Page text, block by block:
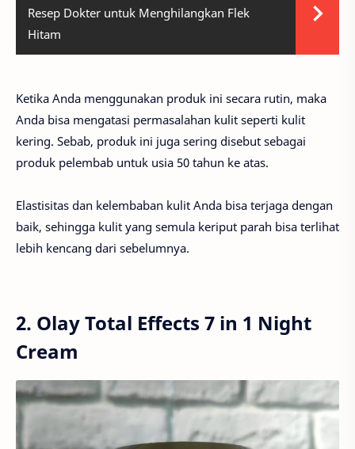
Resep Dokter untuk Menghilangkan Flek
Hitam
Ketika Anda menggunakan produk ini secara rutin, maka
Anda bisa mengatasi permasalahan kulit seperti kulit
kering. Sebab, produk ini juga sering disebut sebagai
produk pelembab untuk usia 50 tahun ke atas.
Elastisitas dan kelembaban kulit Anda bisa terjaga dengan
baik, sehingga kulit yang semula keriput parah bisa terlihat
lebih kencang dari sebelumnya.
2. Olay Total Effects 7 in 1 Night
Cream